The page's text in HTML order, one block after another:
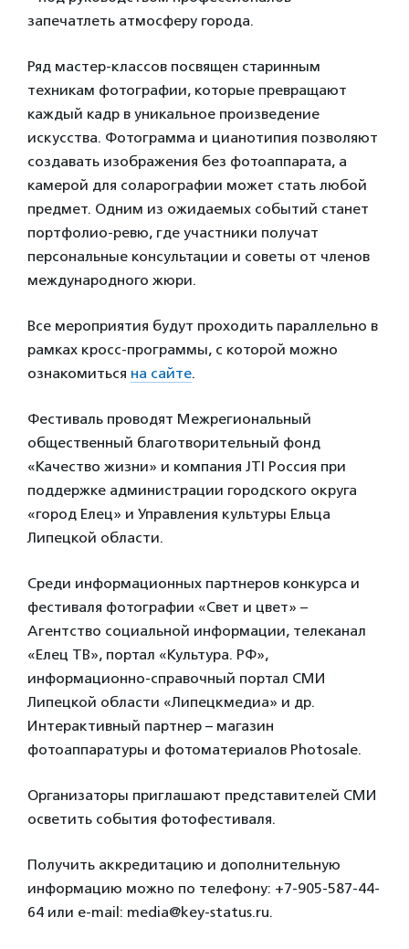
запечатлеть атмосферу города.
Ряд мастер-классов посвящен старинным
техникам фотографии, которые превращают
каждый кадр в уникальное произведение
искусства. Фотограмма и цианотипия позволяют
создавать изображения без фотоаппарата, а
камерой для соларографии может стать любой
предмет. Одним из ожидаемых событий станет
портфолио-ревю, где участники получат
персональные консультации и советы от членов
международного жюри.
Все мероприятия будут проходить параллельно в
рамках кросс-программы, с которой можно
ознакомиться на сайте.
Фестиваль проводят Межрегиональный
общественный благотворительный фонд
«Качество жизни» и компания JTI Россия при
поддержке администрации городского округа
«город Елец» и Управления культуры Ельца
Липецкой области.
Среди информационных партнеров конкурса и
фестиваля фотографии «Свет и цвет» –
Агентство социальной информации, телеканал
«Елец ТВ», портал «Культура. РФ»,
информационно-справочный портал СМИ
Липецкой области «Липецкмедиа» и др.
Интерактивный партнер – магазин
фотоаппаратуры и фотоматериалов Photosale.
Организаторы приглашают представителей СМИ
осветить события фотофестиваля.
Получить аккредитацию и дополнительную
информацию можно по телефону: +7-905-587-44-
64 или e-mail: media@key-status.ru.